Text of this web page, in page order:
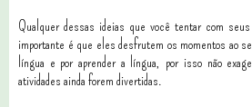
Qualquer dessas ideias que você tentar com
importante é que eles desfrutem os momentos ao
língua e por aprender a língua, por isso não
atividades ainda forem divertidas.